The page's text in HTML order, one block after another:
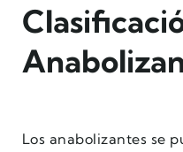
Los anabolizantes se